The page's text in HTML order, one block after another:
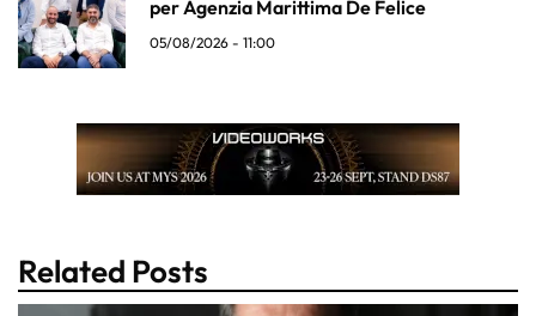
per Agenzia Marittima De Felice
05/08/2026 - 11:00
Related Posts